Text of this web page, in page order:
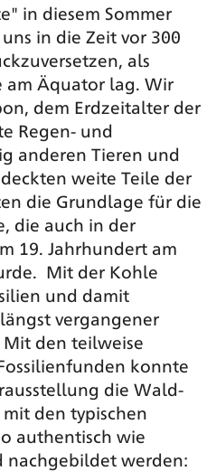
in diesem Sommer
in die Zeit vor 300
als
am Äquator lag. Wir
dem Erdzeitalter der
Regen- und
anderen Tieren und
weite Teile der
die Grundlage für die
die auch in der
19. Jahrhundert am
Mit der Kohle
und damit
vergangener
Mit den teilweise
konnte
die Wald-
den typischen
authentisch wie
werden: